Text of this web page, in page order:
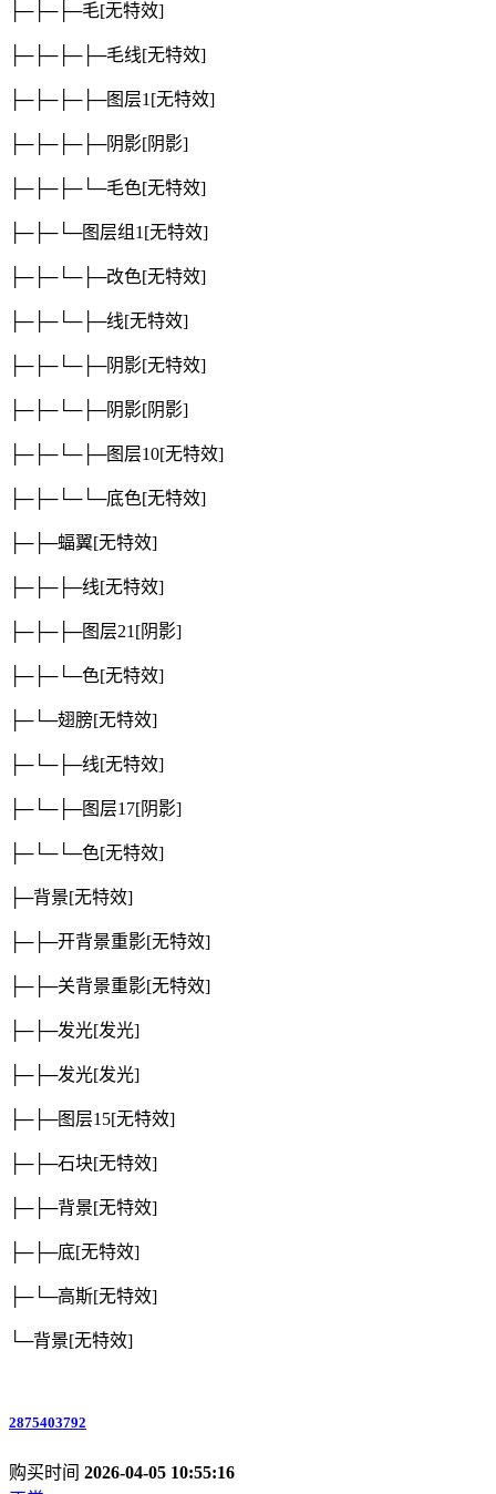
├─├─├─毛[无特效]
├─├─├─├─毛线[无特效]
├─├─├─├─图层1 [无特效]
├─├─├─├─阴影[阴影]
├─├─├─└─毛色[无特效]
├─├─└─图层组1 [无特效]
├─├─└─├─改色[无特效]
├─├─└─├─线[无特效]
├─├─└─├─阴影[无特效]
├─├─└─├─阴影[阴影]
├─├─└─├─图层10[无特效]
├─├─└─└─底色[无特效]
├─├─蝠翼[无特效]
├─├─├─线[无特效]
├─├─├─图层21 [阴影]
├─├─└─色[无特效]
├─└─翅膀[无特效]
├─└─├─线[无特效]
├─└─├─图层17[阴影]
├─└─└─色[无特效]
├─背景[无特效]
├─├─开背景重影[无特效]
├─├─关背景重影[无特效]
├─├─发光[发光]
├─├─发光[发光]
├─├─图层15[无特效]
├─├─石块[无特效]
├─├─背景[无特效]
├─├─底[无特效]
├─└─高斯[无特效]
└─背景[无特效]
2875403792
购买时间 2026-04-05 10:55:16